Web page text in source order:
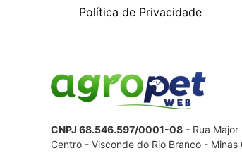
Política de Privacidade
CNPJ 68.546.597/0001-08 - Rua
Centro - Visconde do Rio Branco - Minas